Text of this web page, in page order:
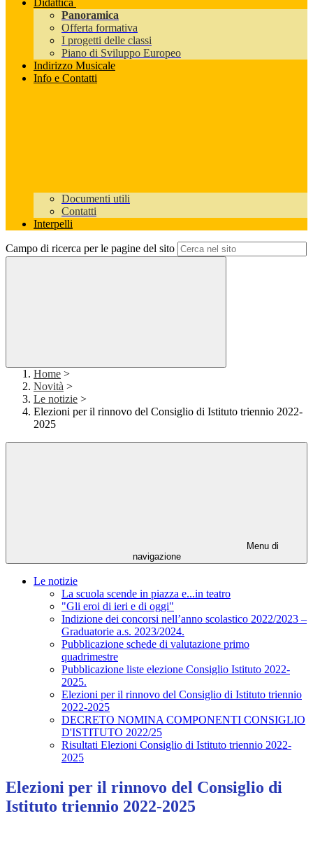
Didattica
Panoramica
Offerta formativa
I progetti delle classi
Piano di Sviluppo Europeo
Indirizzo Musicale
Info e Contatti
Documenti utili
Contatti
Interpelli
Campo di ricerca per le pagine del sito
Home >
Novità >
Le notizie >
Elezioni per il rinnovo del Consiglio di Istituto triennio 2022-
2025
Menu di
navigazione
Le notizie
La scuola scende in piazza e...in teatro
"Gli eroi di ieri e di oggi"
Indizione dei concorsi nell’anno scolastico 2022/2023 –
Graduatorie a.s. 2023/2024.
Pubblicazione schede di valutazione primo
quadrimestre
Pubblicazione liste elezione Consiglio Istituto 2022-
2025.
Elezioni per il rinnovo del Consiglio di Istituto triennio
2022-2025
DECRETO NOMINA COMPONENTI CONSIGLIO
D'ISTITUTO 2022/25
Risultati Elezioni Consiglio di Istituto triennio 2022-
2025
Elezioni per il rinnovo del Consiglio di
Istituto triennio 2022-2025